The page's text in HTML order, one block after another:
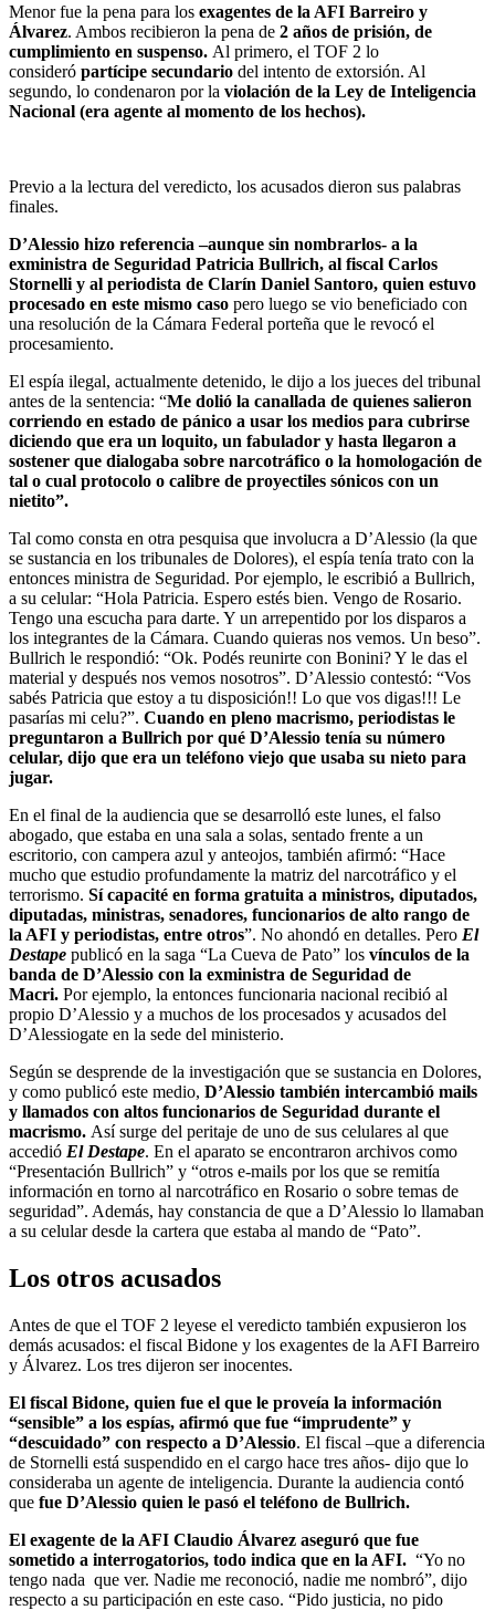
Menor fue la pena para los exagentes de la AFI Barreiro y
Álvarez. Ambos recibieron la pena de 2 años de prisión, de
cumplimiento en suspenso. Al primero, el TOF 2 lo
consideró partícipe secundario del intento de extorsión. Al
segundo, lo condenaron por la violación de la Ley de Inteligencia
Nacional (era agente al momento de los hechos).
Previo a la lectura del veredicto, los acusados dieron sus palabras
finales.
D’Alessio hizo referencia –aunque sin nombrarlos- a la
exministra de Seguridad Patricia Bullrich, al fiscal Carlos
Stornelli y al periodista de Clarín Daniel Santoro, quien estuvo
procesado en este mismo caso pero luego se vio beneficiado con
una resolución de la Cámara Federal porteña que le revocó el
procesamiento.
El espía ilegal, actualmente detenido, le dijo a los jueces del tribunal
antes de la sentencia: “Me dolió la canallada de quienes salieron
corriendo en estado de pánico a usar los medios para cubrirse
diciendo que era un loquito, un fabulador y hasta llegaron a
sostener que dialogaba sobre narcotráfico o la homologación de
tal o cual protocolo o calibre de proyectiles sónicos con un
nietito”.
Tal como consta en otra pesquisa que involucra a D’Alessio (la que
se sustancia en los tribunales de Dolores), el espía tenía trato con la
entonces ministra de Seguridad. Por ejemplo, le escribió a Bullrich,
a su celular: “Hola Patricia. Espero estés bien. Vengo de Rosario.
Tengo una escucha para darte. Y un arrepentido por los disparos a
los integrantes de la Cámara. Cuando quieras nos vemos. Un beso”.
Bullrich le respondió: “Ok. Podés reunirte con Bonini? Y le das el
material y después nos vemos nosotros”. D’Alessio contestó: “Vos
sabés Patricia que estoy a tu disposición!! Lo que vos digas!!! Le
pasarías mi celu?”. Cuando en pleno macrismo, periodistas le
preguntaron a Bullrich por qué D’Alessio tenía su número
celular, dijo que era un teléfono viejo que usaba su nieto para
jugar.
En el final de la audiencia que se desarrolló este lunes, el falso
abogado, que estaba en una sala a solas, sentado frente a un
escritorio, con campera azul y anteojos, también afirmó: “Hace
mucho que estudio profundamente la matriz del narcotráfico y el
terrorismo. Sí capacité en forma gratuita a ministros, diputados,
diputadas, ministras, senadores, funcionarios de alto rango de
la AFI y periodistas, entre otros”. No ahondó en detalles. Pero El
Destape publicó en la saga “La Cueva de Pato” los vínculos de la
banda de D’Alessio con la exministra de Seguridad de
Macri. Por ejemplo, la entonces funcionaria nacional recibió al
propio D’Alessio y a muchos de los procesados y acusados del
D’Alessiogate en la sede del ministerio.
Según se desprende de la investigación que se sustancia en Dolores,
y como publicó este medio, D’Alessio también intercambió mails
y llamados con altos funcionarios de Seguridad durante el
macrismo. Así surge del peritaje de uno de sus celulares al que
accedió El Destape. En el aparato se encontraron archivos como
“Presentación Bullrich” y “otros e-mails por los que se remitía
información en torno al narcotráfico en Rosario o sobre temas de
seguridad”. Además, hay constancia de que a D’Alessio lo llamaban
a su celular desde la cartera que estaba al mando de “Pato”.
Los otros acusados
Antes de que el TOF 2 leyese el veredicto también expusieron los
demás acusados: el fiscal Bidone y los exagentes de la AFI Barreiro
y Álvarez. Los tres dijeron ser inocentes.
El fiscal Bidone, quien fue el que le proveía la información
“sensible” a los espías, afirmó que fue “imprudente” y
“descuidado” con respecto a D’Alessio. El fiscal –que a diferencia
de Stornelli está suspendido en el cargo hace tres años- dijo que lo
consideraba un agente de inteligencia. Durante la audiencia contó
que fue D’Alessio quien le pasó el teléfono de Bullrich.
El exagente de la AFI Claudio Álvarez aseguró que fue
sometido a interrogatorios, todo indica que en la AFI. “Yo no
tengo nada que ver. Nadie me reconoció, nadie me nombró”, dijo
respecto a su participación en este caso. “Pido justicia, no pido